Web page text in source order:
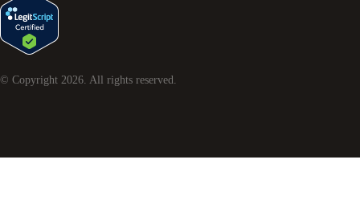
© Copyright 2026. All rights reserved.